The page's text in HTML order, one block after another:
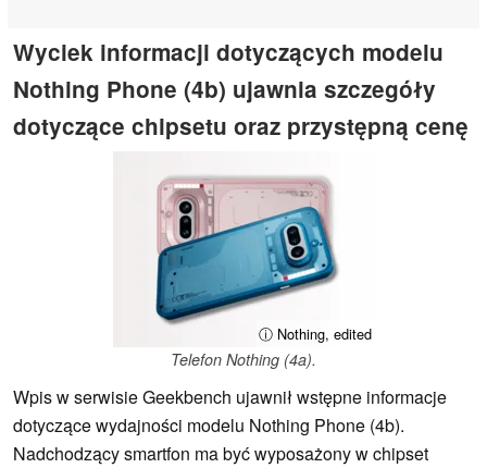
Wyciek informacji dotyczących modelu
Nothing Phone (4b) ujawnia szczegóły
dotyczące chipsetu oraz przystępną cenę
ⓘ Nothing, edited
Telefon Nothing (4a).
Wpis w serwisie Geekbench ujawnił wstępne informacje
dotyczące wydajności modelu Nothing Phone (4b).
Nadchodzący smartfon ma być wyposażony w chipset